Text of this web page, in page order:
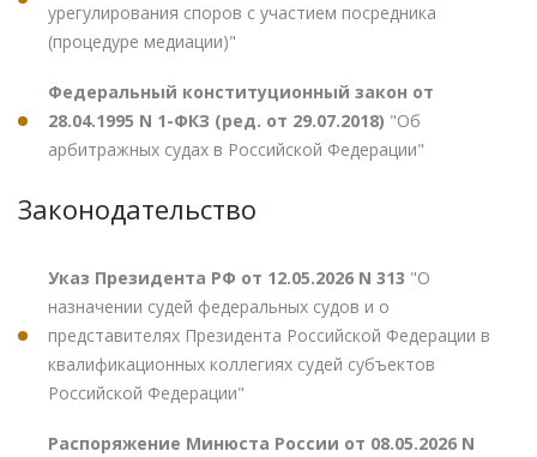
урегулирования споров с участием посредника
(процедуре медиации)"
Федеральный конституционный закон от
28.04.1995 N 1-ФКЗ (ред. от 29.07.2018) "Об
арбитражных судах в Российской Федерации"
Законодательство
Указ Президента РФ от 12.05.2026 N 313 "О
назначении судей федеральных судов и о
представителях Президента Российской Федерации в
квалификационных коллегиях судей субъектов
Российской Федерации"
Распоряжение Минюста России от 08.05.2026 N